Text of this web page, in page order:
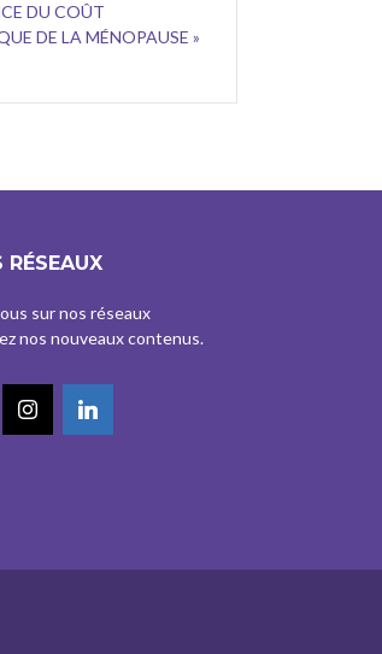
DU COÛT
DE LA MÉNOPAUSE »
RÉSEAUX
sur nos réseaux
nos nouveaux contenus.